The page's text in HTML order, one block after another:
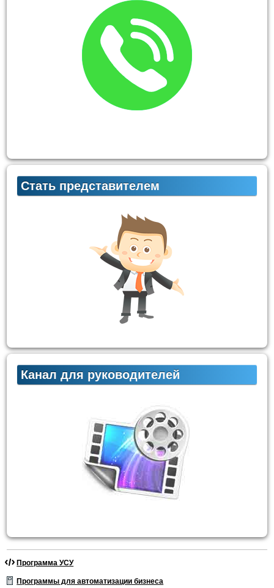
Стать представителем
Канал для руководителей
Программа УСУ
Программы для автоматизации бизнеса